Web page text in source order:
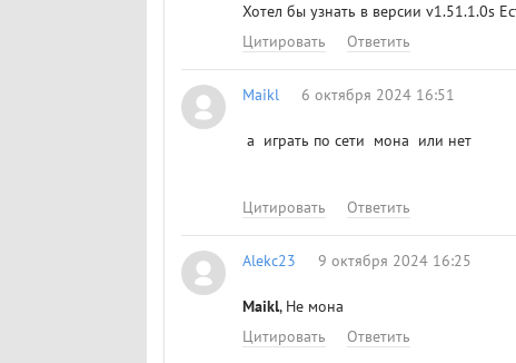
Хотел бы узнать в версии v1.51.1.0s
Цитировать
Ответить
Maikl 6 октября 2024 16:51
а играть по сети мона или нет
Цитировать Ответить
Alekc23 9 октября 2024 16:25
Maikl, Не мона
Цитировать
Ответить